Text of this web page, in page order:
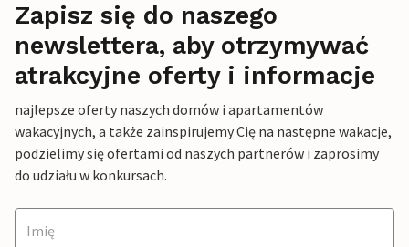
Zapisz się do naszego
newslettera, aby otrzymywać
atrakcyjne oferty i informacje
najlepsze oferty naszych domów i apartamentów
wakacyjnych, a także zainspirujemy Cię na następne wakacje,
podzielimy się ofertami od naszych partnerów i zaprosimy
do udziału w konkursach.